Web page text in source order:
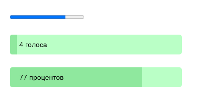
4 голоса
77 процентов